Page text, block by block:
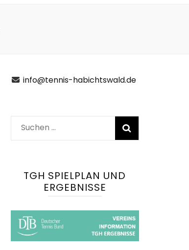
info@tennis-habichtswald.de
Suchen
nach:
TGH SPIELPLAN UND
ERGEBNISSE